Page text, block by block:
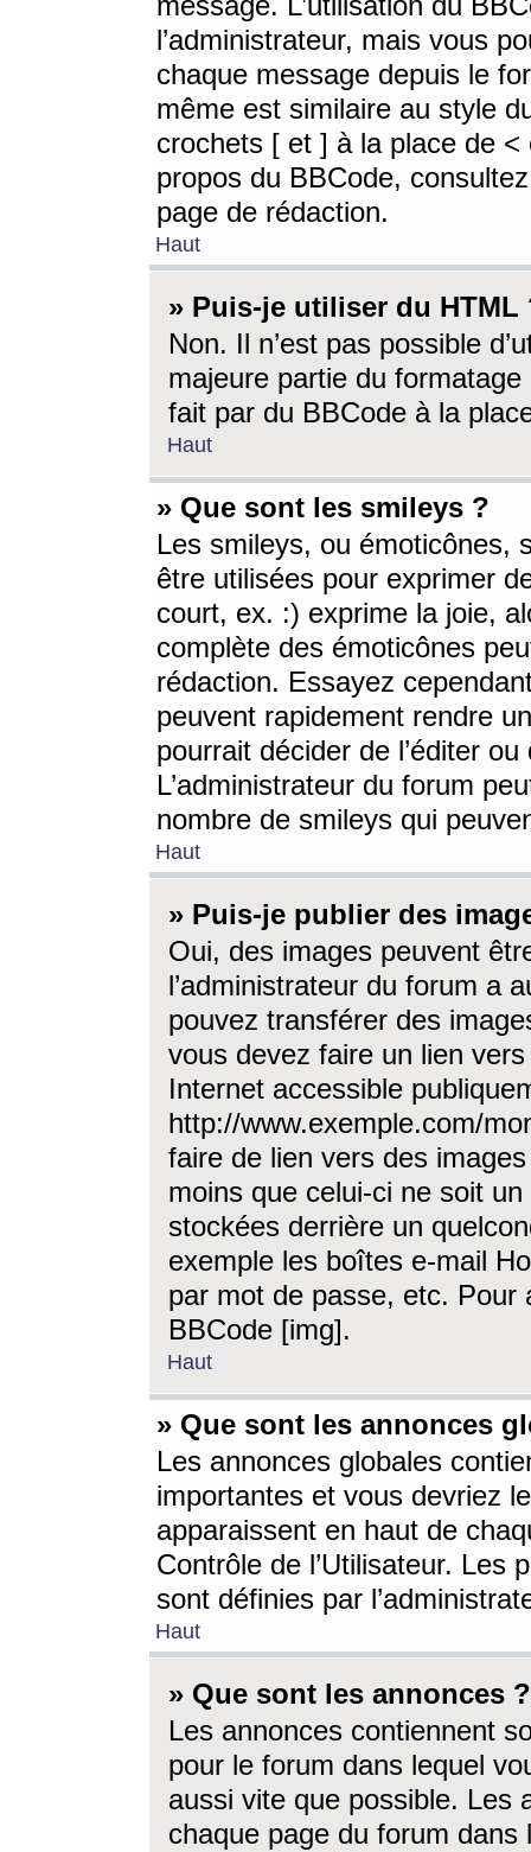
l’administrateur, mais vous
chaque message depuis le
même est similaire au style
crochets [ et ] à la place de <
propos du BBCode,
page de rédaction.
Haut
» Puis-je utiliser du HTML
Non. Il n’est pas possible
majeure partie du
fait par du BBCode à la
Haut
» Que sont les smileys ?
Les smileys, ou émoticônes,
être utilisées pour exprimer
court, ex. :) exprime la joie,
complète des émoticônes
rédaction. Essayez
peuvent rapidement rendre
pourrait décider de l’éditer
L’administrateur du forum
nombre de smileys qui
Haut
» Puis-je publier des
Oui, des images peuvent
l’administrateur du forum a
pouvez transférer des
vous devez faire un lien
Internet accessible
http://www.exemple.com/
faire de lien vers des
moins que celui-ci ne soit
stockées derrière un
exemple les boîtes e-mail
par mot de passe, etc. Pour
BBCode [img].
Haut
» Que sont les annonces
Les annonces globales
importantes et vous devriez
apparaissent en haut de
Contrôle de l’Utilisateur. Les
sont définies par
Haut
» Que sont les annonces ?
Les annonces contiennent
pour le forum dans lequel
aussi vite que possible. Les
chaque page du forum dans